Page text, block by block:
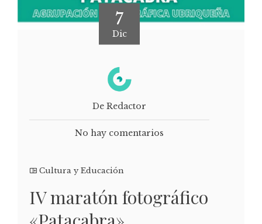
7
Dic
De Redactor
No hay comentarios
Cultura y Educación
IV maratón fotográfico